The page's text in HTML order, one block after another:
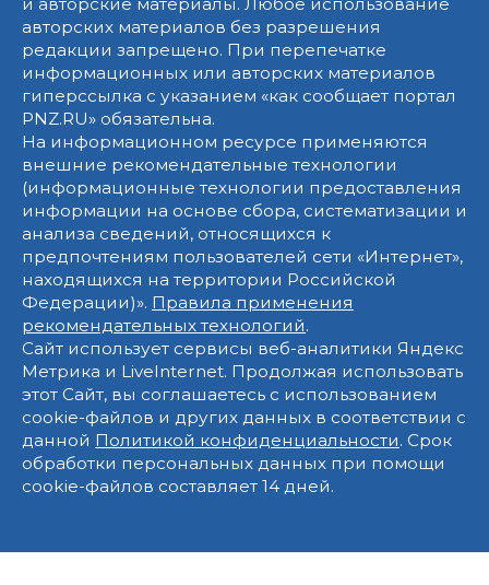
авторских материалов без разрешения
редакции запрещено. При перепечатке
информационных или авторских материалов
гиперссылка с указанием «как сообщает портал
PNZ.RU» обязательна.
На информационном ресурсе применяются
внешние рекомендательные технологии
(информационные технологии предоставления
информации на основе сбора, систематизации и
анализа сведений, относящихся к
предпочтениям пользователей сети «Интернет»,
находящихся на территории Российской
Федерации)». Правила применения
рекомендательных технологий.
Сайт использует сервисы веб-аналитики Яндекс
Метрика и LiveInternet. Продолжая использовать
этот Сайт, вы соглашаетесь с использованием
cookie-файлов и других данных в соответствии с
данной Политикой конфиденциальности. Срок
обработки персональных данных при помощи
cookie-файлов составляет 14 дней.